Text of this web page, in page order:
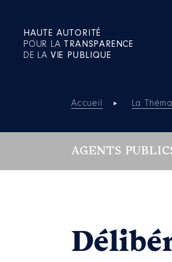
HAUTE AUTORITÉ
POUR LA TRANSPARENCE
DE LA VIE PUBLIQUE
Accueil La
AGENTS